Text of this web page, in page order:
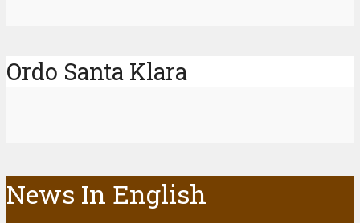
Ordo Santa Klara
News In English